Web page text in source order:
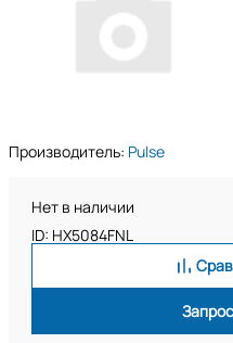
Производитель: Pulse
Нет в наличии
ID: HX5084FNL